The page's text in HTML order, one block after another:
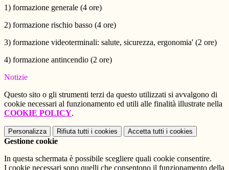
1) formazione generale (4 ore)
2) formazione rischio basso (4 ore)
3) formazione videoterminali: salute, sicurezza, ergonomia' (2 ore)
4) formazione antincendio (2 ore)
Notizie
Questo sito o gli strumenti terzi da questo utilizzati si avvalgono di
cookie necessari al funzionamento ed utili alle finalità illustrate nella
COOKIE POLICY.
Personalizza Rifiuta tutti i cookies Accetta tutti i cookies
Gestione cookie
In questa schermata è possibile scegliere quali cookie consentire.
I cookie necessari sono quelli che consentono il funzionamento della